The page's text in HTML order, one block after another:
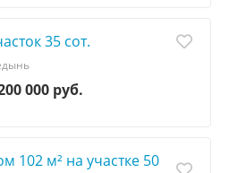
35 сот.
000 руб.
102 м² на участке 50